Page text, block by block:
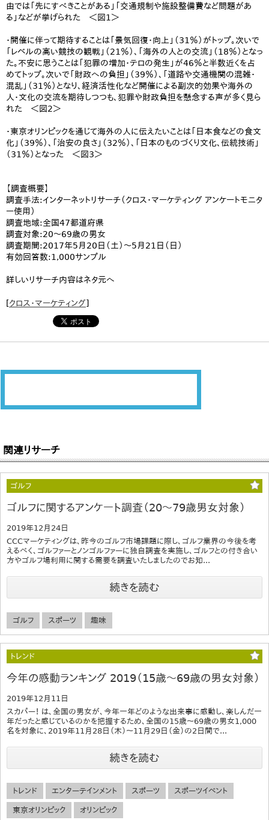
由では「先にすべきことがある」「交通規制や施設整備費など問題があ
る」などが挙げられた ＜図1＞
・開催に伴って期待することは「景気回復・向上」（31％）がトップ。次いで
「レベルの高い競技の観戦」（21％）、「海外の人との交流」（18％）となっ
た。不安に思うことは「犯罪の増加・テロの発生」が46％と半数近くを占
めてトップ。次いで「財政への負担」（39％）、「道路や交通機関の混雑・
混乱」（31％）となり、経済活性化など開催による副次的効果や海外の
人・文化の交流を期待しつつも、犯罪や財政負担を懸念する声が多く見ら
れた ＜図2＞
・東京オリンピックを通じて海外の人に伝えたいことは「日本食などの食文
化」（39％）、「治安の良さ」（32％）、「日本のものづくり文化、伝統技術」
（31％）となった ＜図3＞
【調査概要】
調査手法:インターネットリサーチ（クロス・マーケティング アンケートモニタ
ー使用）
調査地域:全国47都道府県
調査対象:20～69歳の男女
調査期間:2017年5月20日（土）～5月21日（日）
有効回答数:1,000サンプル
詳しいリサーチ内容はネタ元へ
[クロス・マーケティング]
関連リサーチ
ゴルフ
ゴルフに関するアンケート調査（20～79歳男女対象）
2019年12月24日
CCCマーケティングは、昨今のゴルフ市場課題に際し、ゴルフ業界の今後を考
えるべく、ゴルファーとノンゴルファーに独自調査を実施し、ゴルフとの付き合い
方やゴルフ場利用に関する需要を調査いたしましたのでお知...
続きを読む
ゴルフ スポーツ 趣味
トレンド
今年の感動ランキング 2019（15歳～69歳の男女対象）
2019年12月11日
スカパー！ は、全国の男女が、今年一年どのような出来事に感動し、楽しんだ一
年だったと感じているのかを把握するため、全国の15歳～69歳の男女1,000
名を対象に、2019年11月28日（木）～11月29日（金）の2日間で...
続きを読む
トレンド エンターテインメント スポーツ スポーツイベント
東京オリンピック オリンピック